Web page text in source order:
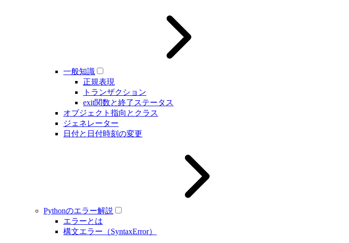
一般知識
正規表現
トランザクション
exit関数と終了ステータス
オブジェクト指向とクラス
ジェネレーター
日付と日付時刻の変更
Pythonのエラー解説
エラーとは
構文エラー（SyntaxError）